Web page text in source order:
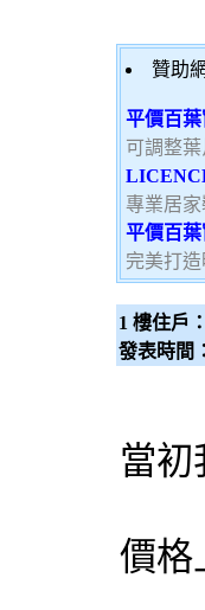
贊
平價百葉
可調整
專業居
平價百葉
完美打
1 樓住戶：
發表時間：
當初
價格